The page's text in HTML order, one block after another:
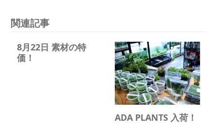
関連記事
8月22日 素材の特
価！
ADA PLANTS 入荷！